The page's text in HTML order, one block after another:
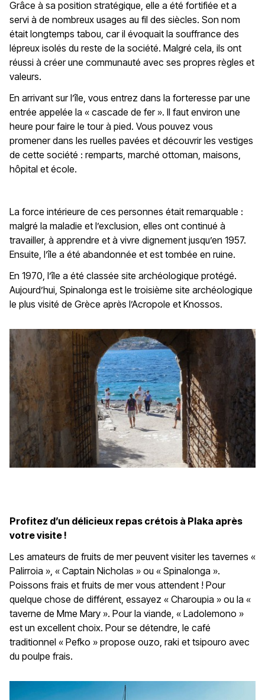
Grâce à sa position stratégique, elle a été fortifiée et a
servi à de nombreux usages au fil des siècles. Son nom
était longtemps tabou, car il évoquait la souffrance des
lépreux isolés du reste de la société. Malgré cela, ils ont
réussi à créer une communauté avec ses propres règles et
valeurs.
En arrivant sur l’île, vous entrez dans la forteresse par une
entrée appelée la « cascade de fer ». Il faut environ une
heure pour faire le tour à pied. Vous pouvez vous
promener dans les ruelles pavées et découvrir les vestiges
de cette société : remparts, marché ottoman, maisons,
hôpital et école.
La force intérieure de ces personnes était remarquable :
malgré la maladie et l’exclusion, elles ont continué à
travailler, à apprendre et à vivre dignement jusqu’en 1957.
Ensuite, l’île a été abandonnée et est tombée en ruine.
En 1970, l’île a été classée site archéologique protégé.
Aujourd’hui, Spinalonga est le troisième site archéologique
le plus visité de Grèce après l’Acropole et Knossos.
Profitez d’un délicieux repas crétois à Plaka après
votre visite !
Les amateurs de fruits de mer peuvent visiter les tavernes «
Palirroia », « Captain Nicholas » ou « Spinalonga ».
Poissons frais et fruits de mer vous attendent ! Pour
quelque chose de différent, essayez « Charoupia » ou la «
taverne de Mme Mary ». Pour la viande, « Ladolemono »
est un excellent choix. Pour se détendre, le café
traditionnel « Pefko » propose ouzo, raki et tsipouro avec
du poulpe frais.